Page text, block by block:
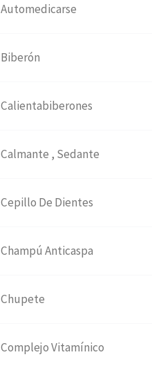
Automedicarse
Biberón
Calientabiberones
Calmante , Sedante
Cepillo De Dientes
Champú Anticaspa
Chupete
Complejo Vitamínico